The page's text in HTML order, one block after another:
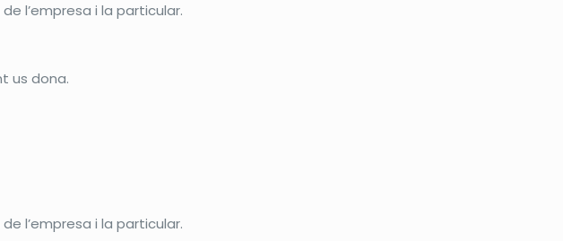
l’empresa i la particular.
us dona.
l’empresa i la particular.